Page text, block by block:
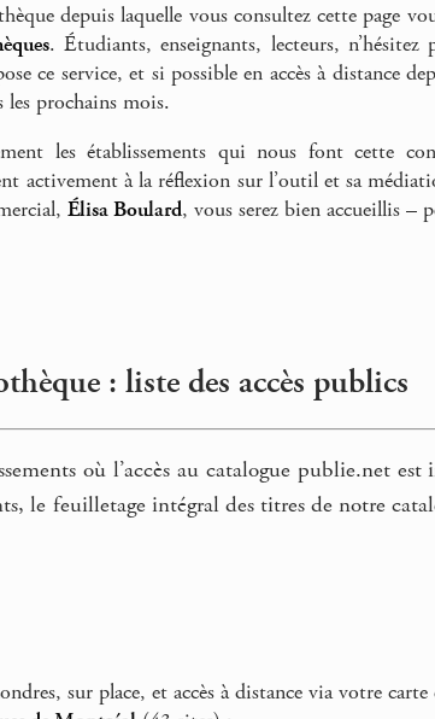
depuis laquelle vous consultez cette page
. Étudiants, enseignants, lecteurs,
ce service, et si possible en accès à distance
les prochains mois.
les établissements qui nous font cette
activement à la réflexion sur l’outil et sa
Élisa Boulard, vous serez bien accueillis –
: liste des accès publics
où l’accès au catalogue publie.net
le feuilletage intégral des titres de notre
sur place, et accès à distance via votre carte